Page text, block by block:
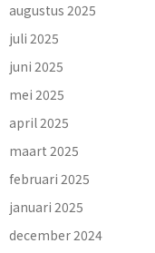
augustus 2025
juli 2025
juni 2025
mei 2025
april 2025
maart 2025
februari 2025
januari 2025
december 2024